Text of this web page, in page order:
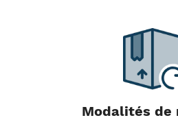
Modalités de